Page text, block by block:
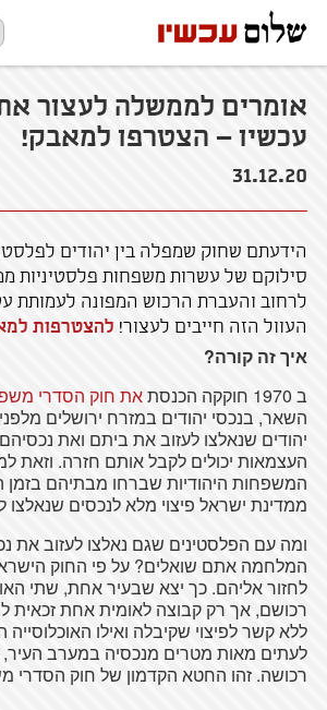
אומרים לממשלה לעצור
עכשיו – הצטרפו למאבק!
31.12.20
הידעתם שחוק שמפלה בין יהודים
סילוקם של עשרות משפחות פלסטיניות
לרחוב והעברת הרכוש המפונה לעמותת
העוול הזה חייבים לעצור! להצטרפות
איך זה קורה?
ב 1970 חוקקה הכנסת
את חוק הסדרי
יהודים שנאלצו לעזוב את ביתם ואת
העצמאות יכולים לקבל אותם חזרה. וזאת
המשפחות היהודיות שברחו מבתיהם בזמן
ממדינת ישראל פיצוי מלא לנכסים שנאלצו
ומה עם הפלסטינים שגם נאלצו לעזובאת
המלחמה אתם שואלים? על פי החוק
לחזור אליהם. כך יצא שבעיר אחת, שתי
רכושם, אך רק קבוצה לאומית אחת זכאית
ללא קשר לפיצוי שקיבלה ואילו
לעתים מאות מטרים מנכסיה במערב העיר,
רכושה. זהו החטא הקדמון של חוק הסדרי